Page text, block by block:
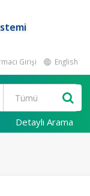
Girişi English
Detaylı Arama